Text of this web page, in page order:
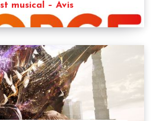
musical – Avis